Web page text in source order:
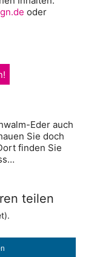
oder
Eder auch
Sie doch
finden Sie
teilen